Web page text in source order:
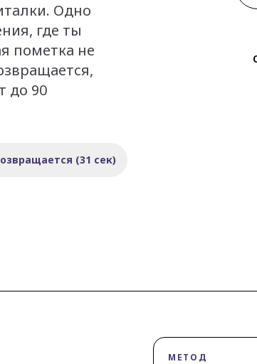
Одно
где ты
пометка не
до 90
(31 сек)
МЕТОД